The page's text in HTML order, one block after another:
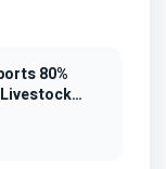
80%